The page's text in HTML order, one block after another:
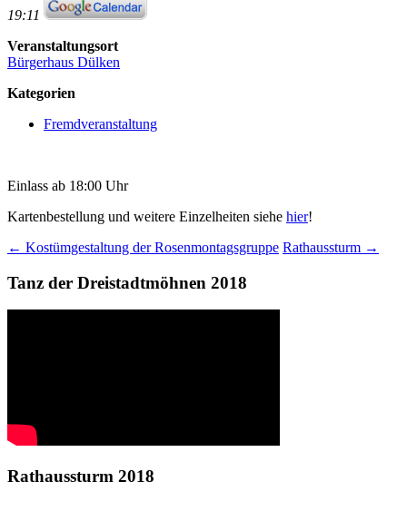
19:11
Veranstaltungsort
Bürgerhaus Dülken
Kategorien
Fremdveranstaltung
Einlass ab 18:00 Uhr
Kartenbestellung und weitere Einzelheiten siehe hier!
Beitrags-
Navigation
← Kostümgestaltung der Rosenmontagsgruppe Rathaussturm →
Tanz der Dreistadtmöhnen 2018
Rathaussturm 2018